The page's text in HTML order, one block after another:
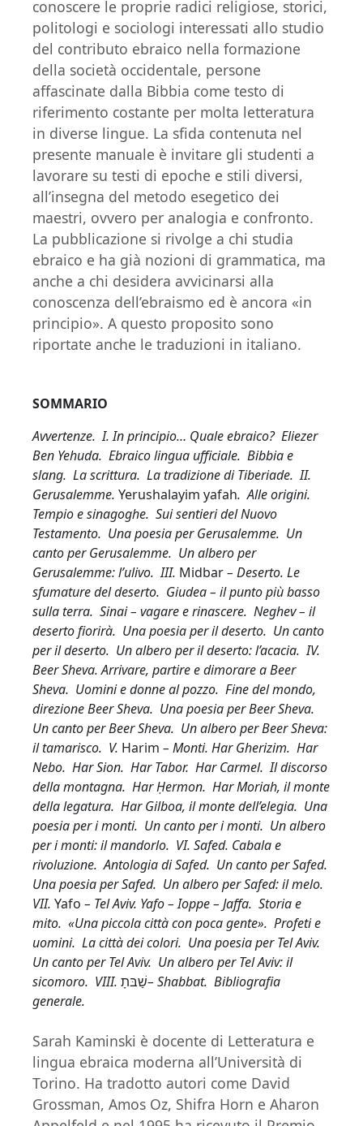
conoscere le proprie radici religiose, storici,
politologi e sociologi interessati allo studio
del contributo ebraico nella formazione
della società occidentale, persone
affascinate dalla Bibbia come testo di
riferimento costante per molta letteratura
in diverse lingue. La sfida contenuta nel
presente manuale è invitare gli studenti a
lavorare su testi di epoche e stili diversi,
all’insegna del metodo esegetico dei
maestri, ovvero per analogia e confronto.
La pubblicazione si rivolge a chi studia
ebraico e ha già nozioni di grammatica, ma
anche a chi desidera avvicinarsi alla
conoscenza dell’ebraismo ed è ancora «in
principio». A questo proposito sono
riportate anche le traduzioni in italiano.
SOMMARIO
Avvertenze. I. In principio… Quale ebraico? Eliezer
Ben Yehuda. Ebraico lingua ufficiale. Bibbia e
slang. La scrittura. La tradizione di Tiberiade. II.
Gerusalemme. Yerushalayim yafah. Alle origini.
Tempio e sinagoghe. Sui sentieri del Nuovo
Testamento. Una poesia per Gerusalemme. Un
canto per Gerusalemme. Un albero per
Gerusalemme: l’ulivo. III. Midbar– Deserto. Le
sfumature del deserto. Giudea – il punto più basso
sulla terra. Sinai – vagare e rinascere. Neghev – il
deserto fiorirà. Una poesia per il deserto. Un canto
per il deserto. Un albero per il deserto: l’acacia. IV.
Beer Sheva. Arrivare, partire e dimorare a Beer
Sheva. Uomini e donne al pozzo. Fine del mondo,
direzione Beer Sheva. Una poesia per Beer Sheva.
Un canto per Beer Sheva. Un albero per Beer Sheva:
il tamarisco. V. Harim – Monti. Har Gherizim. Har
Nebo. Har Sion. Har Tabor. Har Carmel. Il discorso
della montagna. Har Ḥermon. Har Moriah, il monte
della legatura. Har Gilboa, il monte dell’elegia. Una
poesia per i monti. Un canto per i monti. Un albero
per i monti: il mandorlo. VI. Safed. Cabala e
rivoluzione. Antologia di Safed. Un canto per Safed.
Una poesia per Safed. Un albero per Safed: il melo.
VII. Yafo – Tel Aviv. Yafo – Ioppe – Jaffa. Storia e
mito. «Una piccola città con poca gente». Profeti e
uomini. La città dei colori. Una poesia per Tel Aviv.
Un canto per Tel Aviv. Un albero per Tel Aviv: il
sicomoro. VIII. שַׁבּתָ– Shabbat. Bibliografia
generale.
Sarah Kaminski è docente di Letteratura e
lingua ebraica moderna all’Università di
Torino. Ha tradotto autori come David
Grossman, Amos Oz, Shifra Horn e Aharon